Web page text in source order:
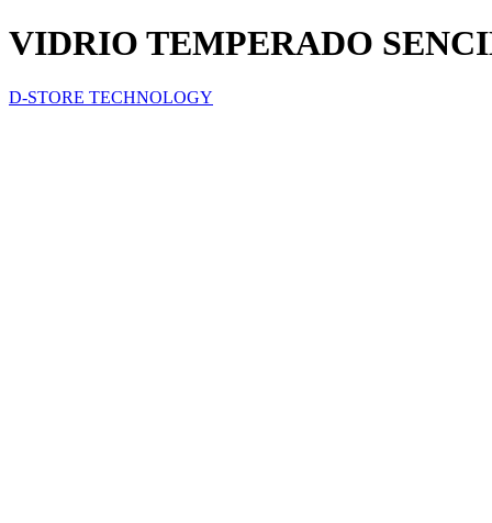
VIDRIO TEMPERADO
D-STORE TECHNOLOGY